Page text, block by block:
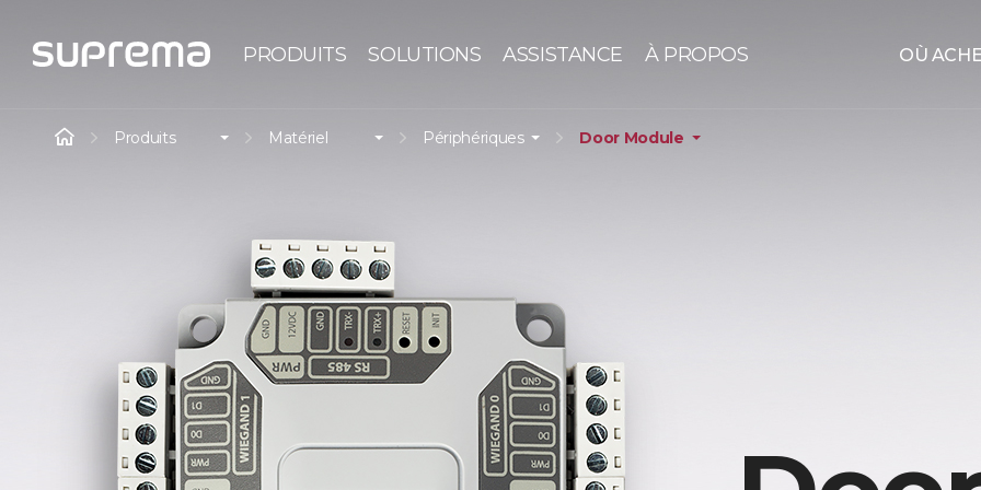
PRODUITS SOLUTIONS ASSISTANCE À PROPOS OÙ
Produits Matériel Périphériques Door Module